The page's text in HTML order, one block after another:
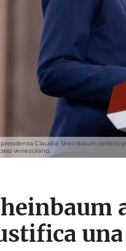
presidenta Claudia Sheinbaum reiteró
venezolano.